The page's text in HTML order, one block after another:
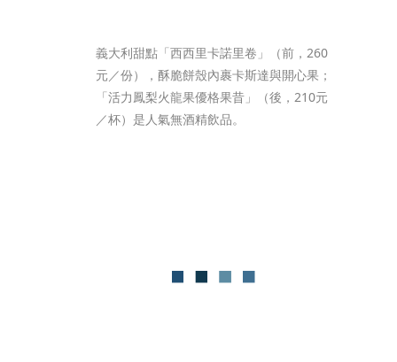
義大利甜點「西西里卡諾里卷」（前，260
元／份），酥脆餅殼內裹卡斯達與開心果；
「活力鳳梨火龍果優格果昔」（後，210元
／杯）是人氣無酒精飲品。